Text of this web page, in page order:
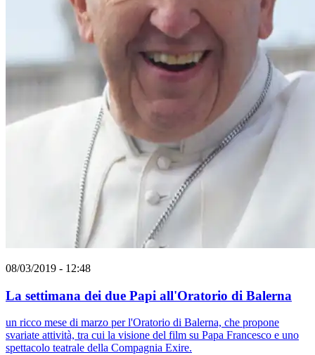
08/03/2019 - 12:48
La settimana dei due Papi all'Oratorio di Balerna
un ricco mese di marzo per l'Oratorio di Balerna, che propone
svariate attività, tra cui la visione del film su Papa Francesco e uno
spettacolo teatrale della Compagnia Exire.